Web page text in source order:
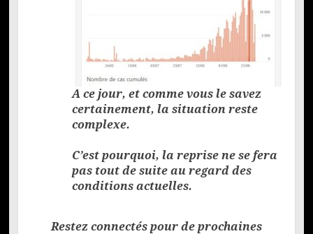
A ce jour, et comme vous le savez
certainement, la situation reste
complexe.
C’est pourquoi, la reprise ne se fera
pas tout de suite au regard des
conditions actuelles.
Restez connectés pour de prochaines